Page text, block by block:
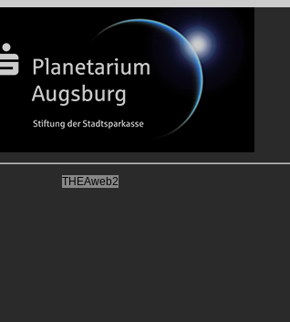
THEAweb2